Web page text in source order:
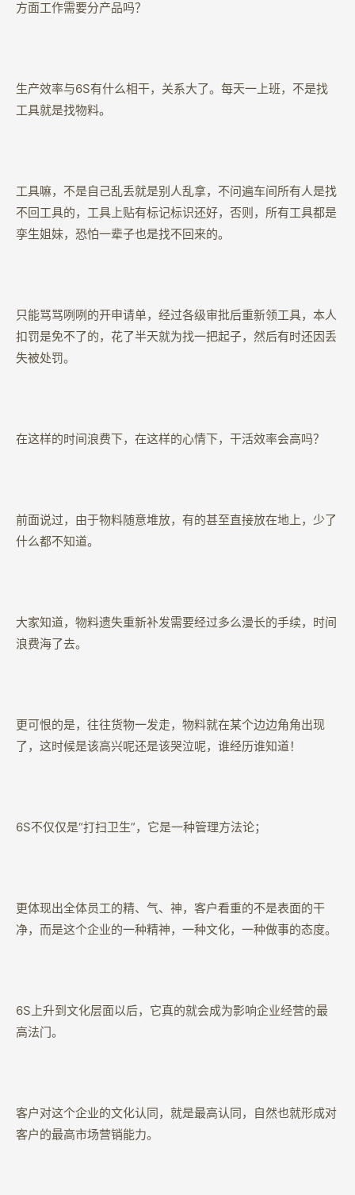
方面工作需要分产品吗？
生产效率与6S有什么相干，关系大了。每天一上班，不是找
工具就是找物料。
工具嘛，不是自己乱丢就是别人乱拿，不问遍车间所有人是找
不回工具的，工具上贴有标记标识还好，否则，所有工具都是
孪生姐妹，恐怕一辈子也是找不回来的。
只能骂骂咧咧的开申请单，经过各级审批后重新领工具，本人
扣罚是免不了的，花了半天就为找一把起子，然后有时还因丢
失被处罚。
在这样的时间浪费下，在这样的心情下，干活效率会高吗？
前面说过，由于物料随意堆放，有的甚至直接放在地上，少了
什么都不知道。
大家知道，物料遗失重新补发需要经过多么漫长的手续，时间
浪费海了去。
更可恨的是，往往货物一发走，物料就在某个边边角角出现
了，这时候是该高兴呢还是该哭泣呢，谁经历谁知道！
6S不仅仅是“打扫卫生”，它是一种管理方法论；
更体现出全体员工的精、气、神，客户看重的不是表面的干
净，而是这个企业的一种精神，一种文化，一种做事的态度。
6S上升到文化层面以后，它真的就会成为影响企业经营的最
高法门。
客户对这个企业的文化认同，就是最高认同，自然也就形成对
客户的最高市场营销能力。